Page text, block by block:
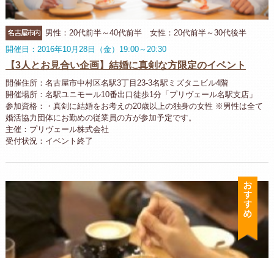
名古屋市内
男性：20代前半～40代前半 女性：20代前半～30代後半
開催日：2016年10月28日（金）19:00～20:30
【3人とお見合い企画】結婚に真剣な方限定のイベント
開催住所：名古屋市中村区名駅3丁目23-3名駅ミズタニビル4階
開催場所：名駅ユニモール10番出口徒歩1分「プリヴェール名駅支店」
参加資格：・真剣に結婚をお考えの20歳以上の独身の女性 ※男性は全て
婚活協力団体にお勤めの従業員の方が参加予定です。
主催：プリヴェール株式会社
受付状況：イベント終了
お